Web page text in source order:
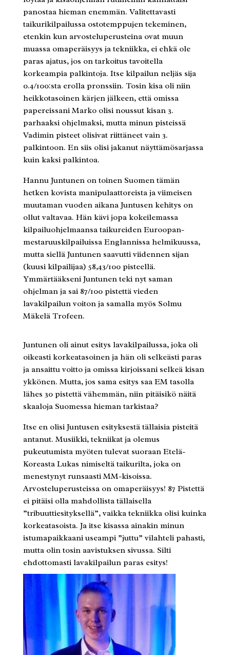
panostaa hieman enemmän. Valitettavasti
taikurikilpailussa ostotemppujen tekeminen,
etenkin kun arvosteluperusteina ovat muun
muassa omaperäisyys ja tekniikka, ei ehkä ole
paras ajatus, jos on tarkoitus tavoitella
korkeampia palkintoja. Itse kilpailun neljäs sija
0.4/100:sta erolla pronssiin. Tosin kisa oli niin
heikkotasoinen kärjen jälkeen, että omissa
papereissani Marko olisi noussut kisan 3.
parhaaksi ohjelmaksi, mutta minun pisteissä
Vadimin pisteet olisivat riittäneet vain 3.
palkintoon. En siis olisi jakanut näyttämösarjassa
kuin kaksi palkintoa.
Hannu Juntunen on toinen Suomen tämän
hetken kovista manipulaattoreista ja viimeisen
muutaman vuoden aikana Juntusen kehitys on
ollut valtavaa. Hän kävi jopa kokeilemassa
kilpailuohjelmaansa taikureiden Euroopan-
mestaruuskilpailuissa Englannissa helmikuussa,
mutta siellä Juntunen saavutti viidennen sijan
(kuusi kilpailijaa) 58,43/100 pisteellä.
Ymmärtääkseni Juntunen teki nyt saman
ohjelman ja sai 87/100 pistettä vieden
lavakilpailun voiton ja samalla myös Solmu
Mäkelä Trofeen.
Juntunen oli ainut esitys lavakilpailussa, joka oli
oikeasti korkeatasoinen ja hän oli selkeästi paras
ja ansaittu voitto ja omissa kirjoissani selkeä kisan
ykkönen. Mutta, jos sama esitys saa EM tasolla
lähes 30 pistettä vähemmän, niin pitäisikö näitä
skaaloja Suomessa hieman tarkistaa?
Itse en olisi Juntusen esityksestä tällaisia pisteitä
antanut. Musiikki, tekniikat ja olemus
pukeutumista myöten tulevat suoraan Etelä-
Koreasta Lukas nimiseltä taikurilta, joka on
menestynyt runsaasti MM-kisoissa.
Arvosteluperusteissa on omaperäisyys! 87 Pistettä
ei pitäisi olla mahdollista tällaisella
”tribuuttiesityksellä”, vaikka tekniikka olisi kuinka
korkeatasoista. Ja itse kisassa ainakin minun
istumapaikkaani useampi ”juttu” vilahteli pahasti,
mutta olin tosin aavistuksen sivussa. Silti
ehdottomasti lavakilpailun paras esitys!